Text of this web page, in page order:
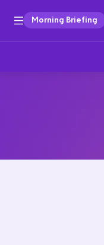
Morning Briefing